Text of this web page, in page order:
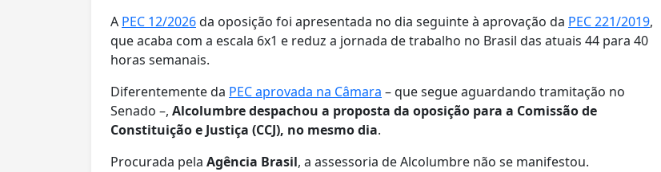
A PEC 12/2026da oposição foi apresentada no dia seguinte à aprovação da PEC 221/2019,
que acaba com a escala 6x1 e reduz a jornada de trabalho no Brasil das atuais 44 para 40
horas semanais.
Diferentemente da PEC aprovada na Câmara – que segue aguardando tramitação no
Senado –, Alcolumbre despachou a proposta da oposição para a Comissão de
Constituição e Justiça (CCJ), no mesmo dia.
Procurada pela Agência Brasil, a assessoria de Alcolumbre não se manifestou.